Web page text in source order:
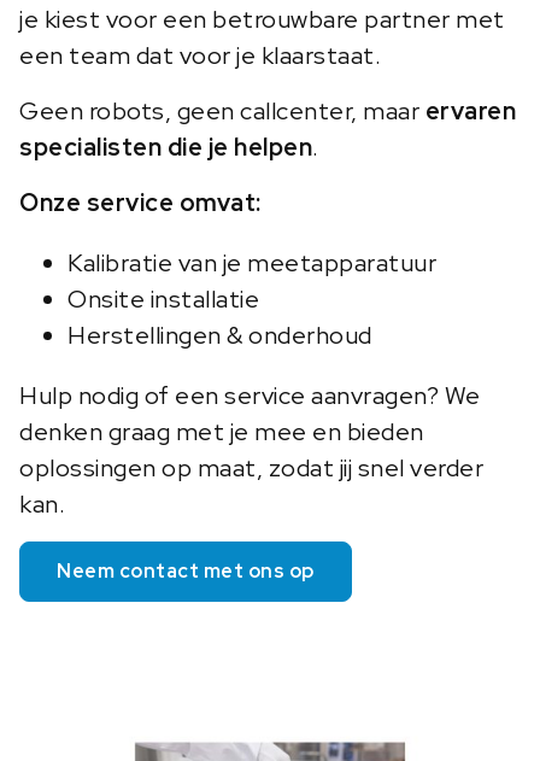
je kiest voor een betrouwbare partner met
een team dat voor je klaarstaat.
Geen robots, geen callcenter, maar ervaren
specialisten die je helpen.
Onze service omvat:
Kalibratie van je meetapparatuur
Onsite installatie
Herstellingen & onderhoud
Hulp nodig of een service aanvragen? We
denken graag met je mee en bieden
oplossingen op maat, zodat jij snel verder
kan.
Neem contact met ons op